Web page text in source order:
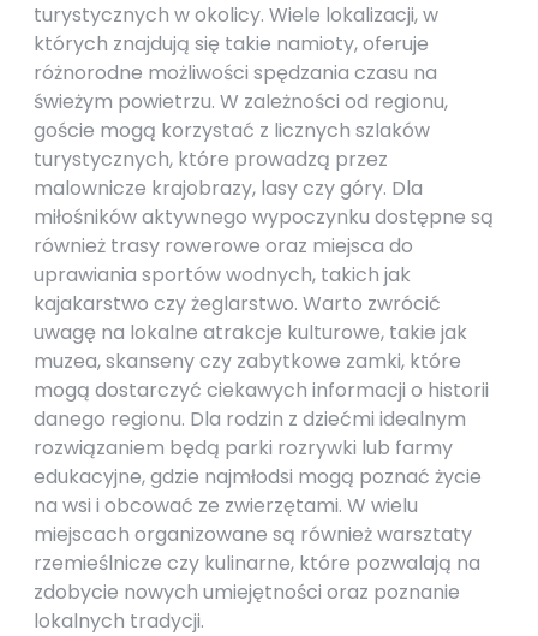
turystycznych w okolicy. Wiele lokalizacji, w
których znajdują się takie namioty, oferuje
różnorodne możliwości spędzania czasu na
świeżym powietrzu. W zależności od regionu,
goście mogą korzystać z licznych szlaków
turystycznych, które prowadzą przez
malownicze krajobrazy, lasy czy góry. Dla
miłośników aktywnego wypoczynku dostępne są
również trasy rowerowe oraz miejsca do
uprawiania sportów wodnych, takich jak
kajakarstwo czy żeglarstwo. Warto zwrócić
uwagę na lokalne atrakcje kulturowe, takie jak
muzea, skanseny czy zabytkowe zamki, które
mogą dostarczyć ciekawych informacji o historii
danego regionu. Dla rodzin z dziećmi idealnym
rozwiązaniem będą parki rozrywki lub farmy
edukacyjne, gdzie najmłodsi mogą poznać życie
na wsi i obcować ze zwierzętami. W wielu
miejscach organizowane są również warsztaty
rzemieślnicze czy kulinarne, które pozwalają na
zdobycie nowych umiejętności oraz poznanie
lokalnych tradycji.